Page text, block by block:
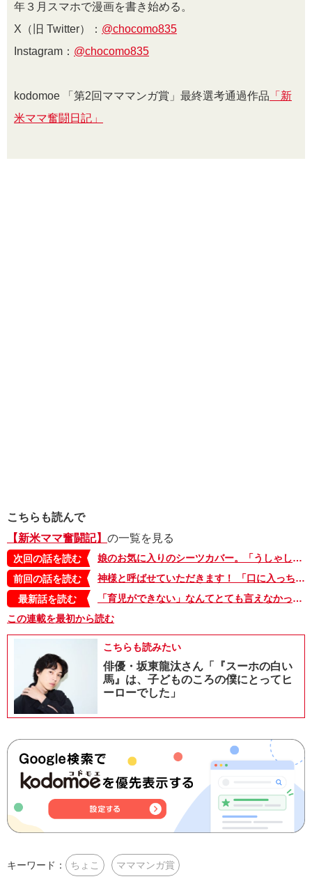
年３月スマホで漫画を書き始める。
X（旧 Twitter）： @chocomo835
Instagram： @chocomo835
kodomoe 「第2回マママンガ賞」最終選考通過作品 「新
米ママ奮闘日記」
こちらも読んで
【新米ママ奮闘記】 の一覧を見る
次回の話を読む
娘のお気に入りのシーツカバー。「うしゃしゃん」への執着が強すぎて…【新米ママ奮闘日記・55】
前回の話を読む
神様と呼ばせていただきます！ 「口に入っちゃえばコロッケだから」という、手間を省いた斬新レシピ【新米ママ奮闘日記・53】
最新話を読む
「育児ができない」なんてとても言えなかった、孤独で辛かった産前・産後。5年後に振り返って思うこと【新米ママ奮闘日記・56】
この連載を最初から読む
こちらも読みたい
俳優・坂東龍汰さん「『スーホの白い
馬』は、子どものころの僕にとってヒ
ーローでした」
キーワード： ちょこ マママンガ賞